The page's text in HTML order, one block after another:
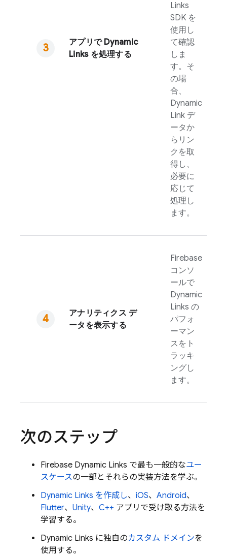
アプリで Dynamic
Linksを処理する
Links
SDK を
使用し
て確認
しま
す。そ
の場
合、
Dynamic
Link デ
ータか
らリン
クを取
得し、
必要に
応じて
処理し
ます。
アナリティクス デ
ータを表示する
Firebase
コンソ
ールで
Dynamic
Links の
パフォ
ーマン
スをト
ラッキ
ングし
ます。
次のステップ
Firebase Dynamic Links で最も一般的なユー
スケースの一部とそれらの実装方法を学ぶ。
Dynamic Links を作成し、 iOS、 Android、
Flutter、 Unity、 C++ アプリで受け取る方法を
学習する。
Dynamic Links に独自のカスタム ドメインを
使用する。